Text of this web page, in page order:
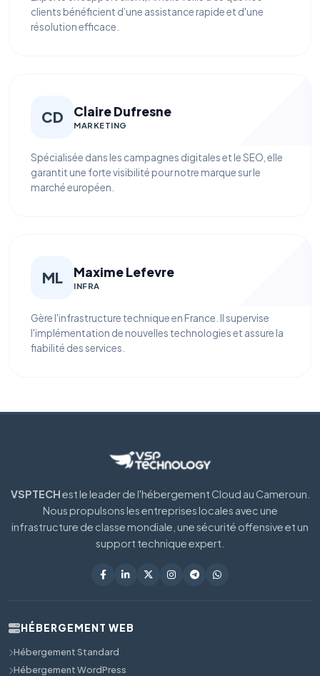
clients bénéficient d’une assistance rapide et d'une
résolution efficace.
CD Claire Dufresne
MARKETING
Spécialisée dans les campagnes digitales et le SEO, elle
garantit une forte visibilité pour notre marque sur le
marché européen.
ML Maxime Lefevre
INFRA
Gère l'infrastructure technique en France. Il supervise
l'implémentation de nouvelles technologies et assure la
fiabilité des services.
VSPTECHest le leader de l'hébergement Cloud au Cameroun.
Nous propulsons les entreprises locales avec une
infrastructure de classe mondiale, une sécurité offensive et un
support technique expert.
HÉBERGEMENT WEB
Hébergement Standard
Hébergement WordPress